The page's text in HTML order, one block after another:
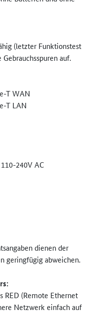
(letzter Funktionstest
auf.
T WAN
T LAN
240V AC
dienen der
geringfügig abweichen.
RED (Remote Ethernet
Netzwerk einfach auf